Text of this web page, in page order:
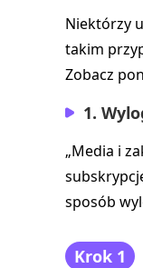
Niektórzy
takim
Zobacz
1.
„Media i
sposób
Krok 1